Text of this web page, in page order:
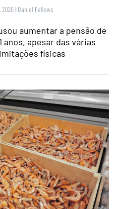
2026 | Daniel Fallows
aumentar a pensão de
apesar das várias
físicas